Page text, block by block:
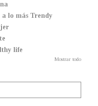
lo más Trendy
life
Mostrar todo